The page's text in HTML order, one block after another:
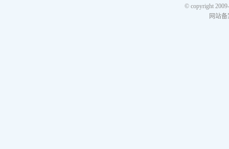
© copyright
网站备